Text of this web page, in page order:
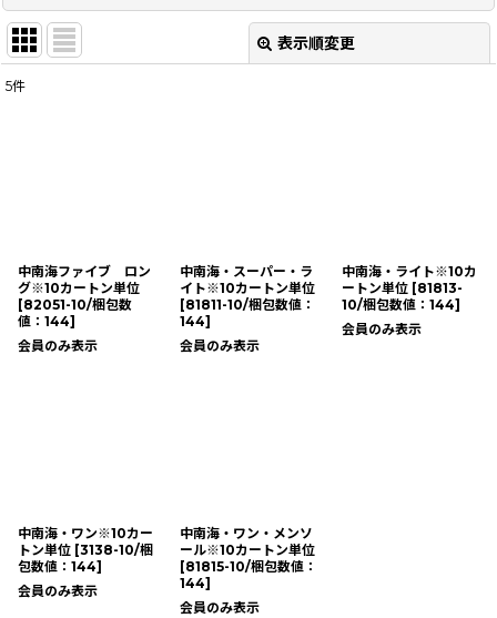
表示順変更
5件
中南海ファイブ ロン
グ※10カートン単位
[82051-10/梱包数
値：144]
会員のみ表示
中南海・スーパー・ラ
イト※10カートン単位
[81811-10/梱包数値：
144]
会員のみ表示
中南海・ライト※10カ
ートン単位 [81813-
10/梱包数値：144]
会員のみ表示
中南海・ワン※10カー
トン単位 [3138-10/梱
包数値：144]
会員のみ表示
中南海・ワン・メンソ
ール※10カートン単位
[81815-10/梱包数値：
144]
会員のみ表示